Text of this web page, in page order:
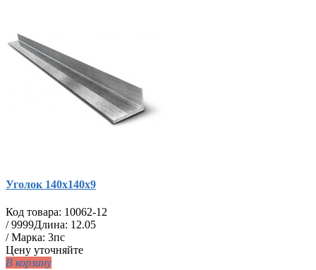
Уголок 140х140х9
Код товара: 10062-12
/9999Длина: 12.05
/ Марка: 3пс
Цену уточняйте
В корзину